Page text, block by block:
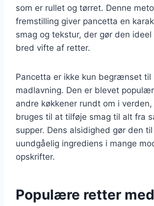
som er rullet og tørret. Denne
fremstilling giver pancetta en
smag og tekstur, der gør den
bred vifte af retter.
Pancetta er ikke kun begrænset til
madlavning. Den er blevet
andre køkkener rundt om i
bruges til at tilføje smag til alt fra
supper. Dens alsidighed gør den til
uundgåelig ingrediens i mange
opskrifter.
Populære retter med